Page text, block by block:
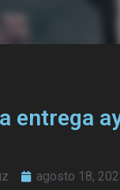
entrega
agosto 18,